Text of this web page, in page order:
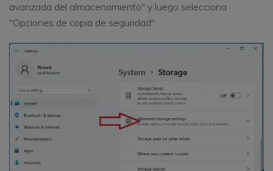
avanzada del almacenamiento" y luego selecciona
"Opciones de copia de seguridad".